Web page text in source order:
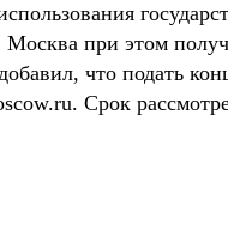
Москва при этом
что подать
Срок